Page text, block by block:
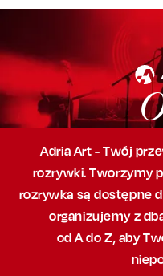
Adria Art - Twój
rozrywki. Tworzymy
rozrywka są dostępne
organizujemy z
od A do Z, aby